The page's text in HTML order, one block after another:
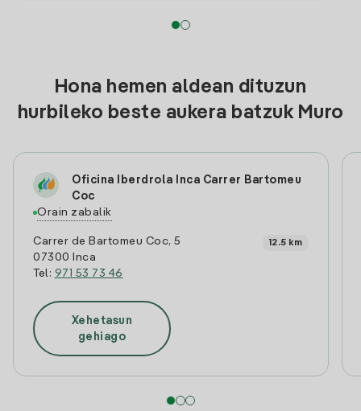
Hona hemen aldean dituzun
hurbileko beste aukera batzuk Muro
Oficina Iberdrola Inca Carrer Bartomeu
Coc
Orain zabalik
Carrer de Bartomeu Coc, 5
07300 Inca
Tel: 971 53 73 46
12.5 km
Xehetasun
gehiago